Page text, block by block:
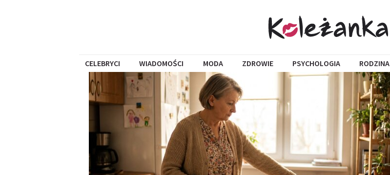
CELEBRYCI WIADOMOŚCI MODA ZDROWIE PSYCHOLOGIA RODZINA